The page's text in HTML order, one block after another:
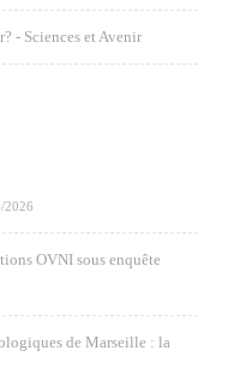
- Sciences et Avenir
2026
OVNI sous enquête
de Marseille : la